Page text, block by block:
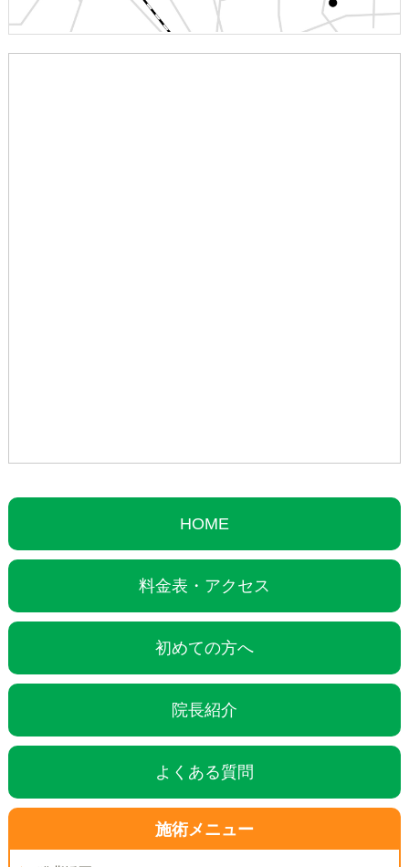
HOME
料金表・アクセス
初めての方へ
院長紹介
よくある質問
施術メニュー